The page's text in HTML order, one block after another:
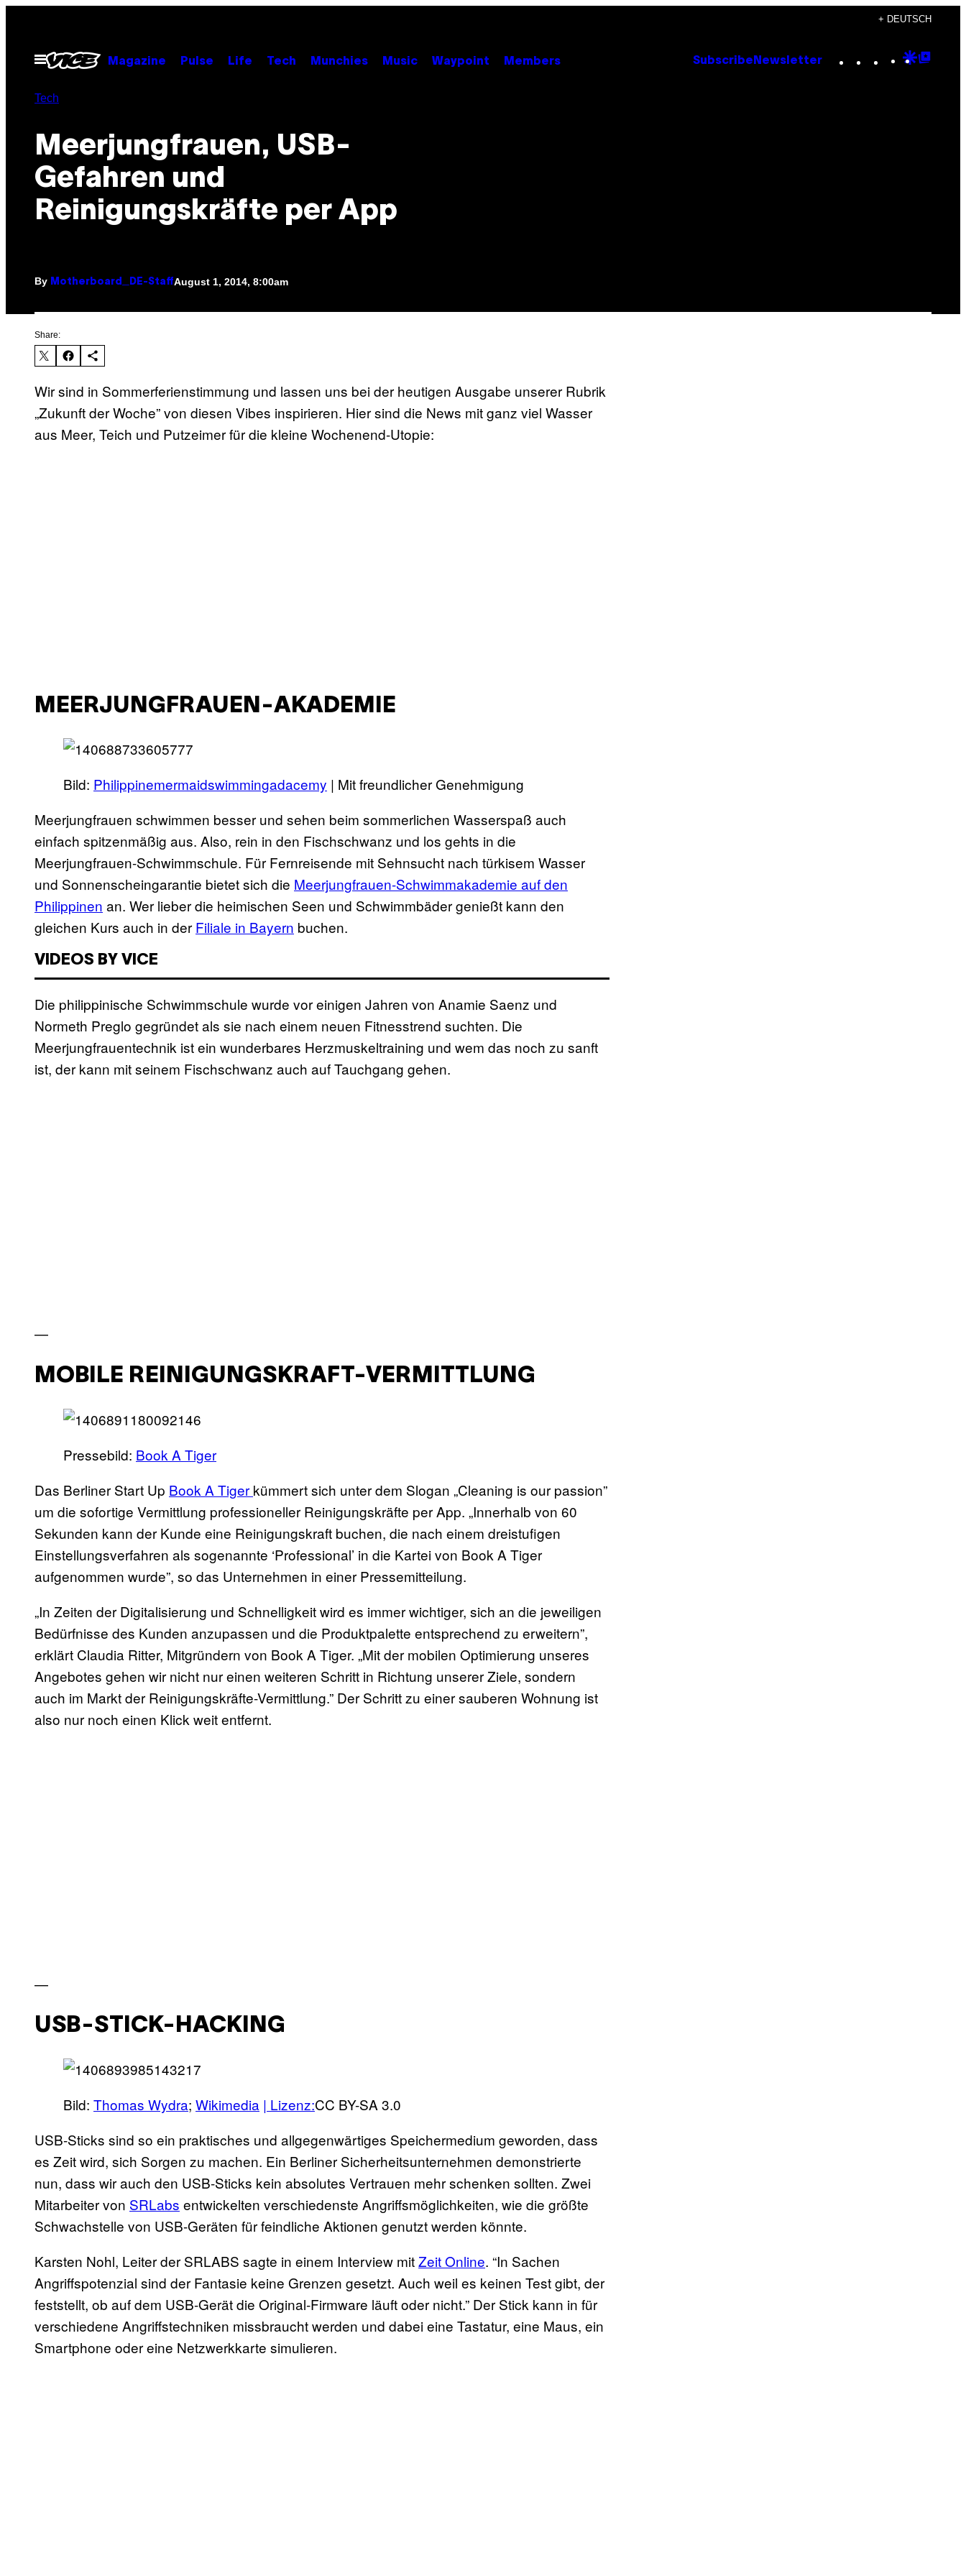
content
+ DEUTSCH
Open
Menu
Magazine Pulse Life Tech Munchies Music Waypoint Members Subscribe Newsletter Instagram
TikTok
YouTube
Google
Tech
Meerjungfrauen, USB-
Gefahren und
Reinigungskräfte per App
By Motherboard_DE-StaffAugust 1, 2014, 8:00am
Share:
Wir sind in Sommerferienstimmung und lassen uns bei der heutigen Ausgabe unserer Rubrik
„Zukunft der Woche” von diesen Vibes inspirieren. Hier sind die News mit ganz viel Wasser
aus Meer, Teich und Putzeimer für die kleine Wochenend-Utopie:
MEERJUNGFRAUEN-AKADEMIE
Bild: Philippinemermaidswimmingadacemy | Mit freundlicher Genehmigung
Meerjungfrauen schwimmen besser und sehen beim sommerlichen Wasserspaß auch
einfach spitzenmäßig aus. Also, rein in den Fischschwanz und los gehts in die
Meerjungfrauen-Schwimmschule. Für Fernreisende mit Sehnsucht nach türkisem Wasser
und Sonnenscheingarantie bietet sich die Meerjungfrauen-Schwimmakademie auf den
Philippinen an. Wer lieber die heimischen Seen und Schwimmbäder genießt kann den
gleichen Kurs auch in der Filiale in Bayern buchen.
VIDEOS BY VICE
Die philippinische Schwimmschule wurde vor einigen Jahren von Anamie Saenz und
Normeth Preglo gegründet als sie nach einem neuen Fitnesstrend suchten. Die
Meerjungfrauentechnik ist ein wunderbares Herzmuskeltraining und wem das noch zu sanft
ist, der kann mit seinem Fischschwanz auch auf Tauchgang gehen.
—
MOBILE REINIGUNGSKRAFT-VERMITTLUNG
Pressebild: Book A Tiger
Das Berliner Start Up Book A Tiger kümmert sich unter dem Slogan „Cleaning is our passion”
um die sofortige Vermittlung professioneller Reinigungskräfte per App. „Innerhalb von 60
Sekunden kann der Kunde eine Reinigungskraft buchen, die nach einem dreistufigen
Einstellungsverfahren als sogenannte ‘Professional’ in die Kartei von Book A Tiger
aufgenommen wurde”, so das Unternehmen in einer Pressemitteilung.
„In Zeiten der Digitalisierung und Schnelligkeit wird es immer wichtiger, sich an die jeweiligen
Bedürfnisse des Kunden anzupassen und die Produktpalette entsprechend zu erweitern”,
erklärt Claudia Ritter, Mitgründern von Book A Tiger. „Mit der mobilen Optimierung unseres
Angebotes gehen wir nicht nur einen weiteren Schritt in Richtung unserer Ziele, sondern
auch im Markt der Reinigungskräfte-Vermittlung.” Der Schritt zu einer sauberen Wohnung ist
also nur noch einen Klick weit entfernt.
—
USB-STICK-HACKING
Bild: Thomas Wydra; Wikimedia | Lizenz:CC BY-SA 3.0
USB-Sticks sind so ein praktisches und allgegenwärtiges Speichermedium geworden, dass
es Zeit wird, sich Sorgen zu machen. Ein Berliner Sicherheitsunternehmen demonstrierte
nun, dass wir auch den USB-Sticks kein absolutes Vertrauen mehr schenken sollten. Zwei
Mitarbeiter von SRLabs entwickelten verschiedenste Angriffsmöglichkeiten, wie die größte
Schwachstelle von USB-Geräten für feindliche Aktionen genutzt werden könnte.
Karsten Nohl, Leiter der SRLABS sagte in einem Interview mitZeit Online. “In Sachen
Angriffspotenzial sind der Fantasie keine Grenzen gesetzt. Auch weil es keinen Test gibt, der
feststellt, ob auf dem USB-Gerät die Original-Firmware läuft oder nicht.” Der Stick kann in für
verschiedene Angriffstechniken missbraucht werden und dabei eine Tastatur, eine Maus, ein
Smartphone oder eine Netzwerkkarte simulieren.